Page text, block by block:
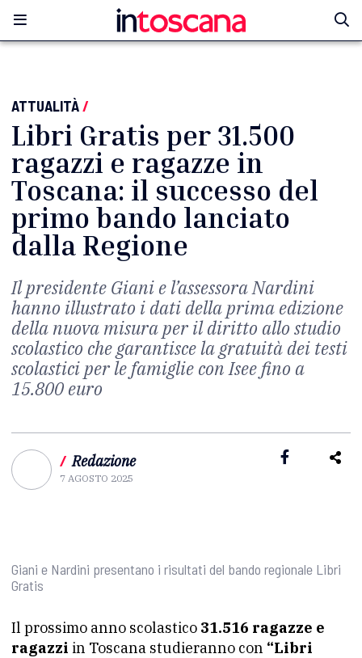
ATTUALITÀ/
Libri Gratis per 31.500
ragazzi e ragazze in
Toscana: il successo del
primo bando lanciato
dalla Regione
Il presidente Giani e l’assessora Nardini
hanno illustrato i dati della prima edizione
della nuova misura per il diritto allo studio
scolastico che garantisce la gratuità dei testi
scolastici per le famiglie con Isee fino a
15.800 euro
/ Redazione
7 AGOSTO 2025
Giani e Nardini presentano i risultati del bando regionale Libri
Gratis
Il prossimo anno scolastico 31.516 ragazze e
ragazzi in Toscana studieranno con “Libri